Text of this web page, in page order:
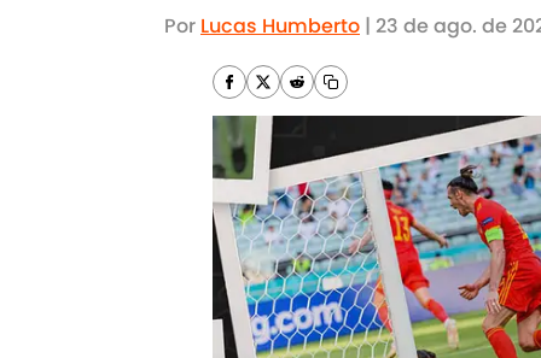
Por Lucas Humberto | 23 de ago. de